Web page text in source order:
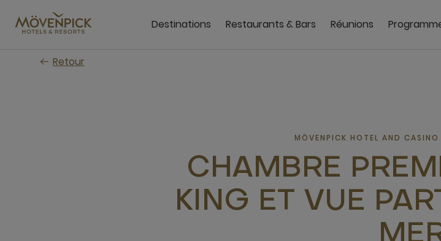
contenu
Destinations Restaurants & Bars Réunions
Retour
MÖVENPICK HOTEL AND
CHAMBRE
KING ET VUE